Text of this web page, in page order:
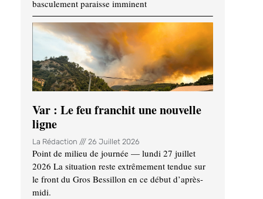
basculement paraisse imminent
Var : Le feu franchit une nouvelle
ligne
La Rédaction 26 Juillet 2026
Point de milieu de journée — lundi 27 juillet
2026 La situation reste extrêmement tendue sur
le front du Gros Bessillon en ce début d’après-
midi.